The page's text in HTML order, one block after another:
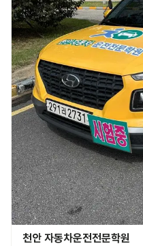
천안 자동차운전전문학원